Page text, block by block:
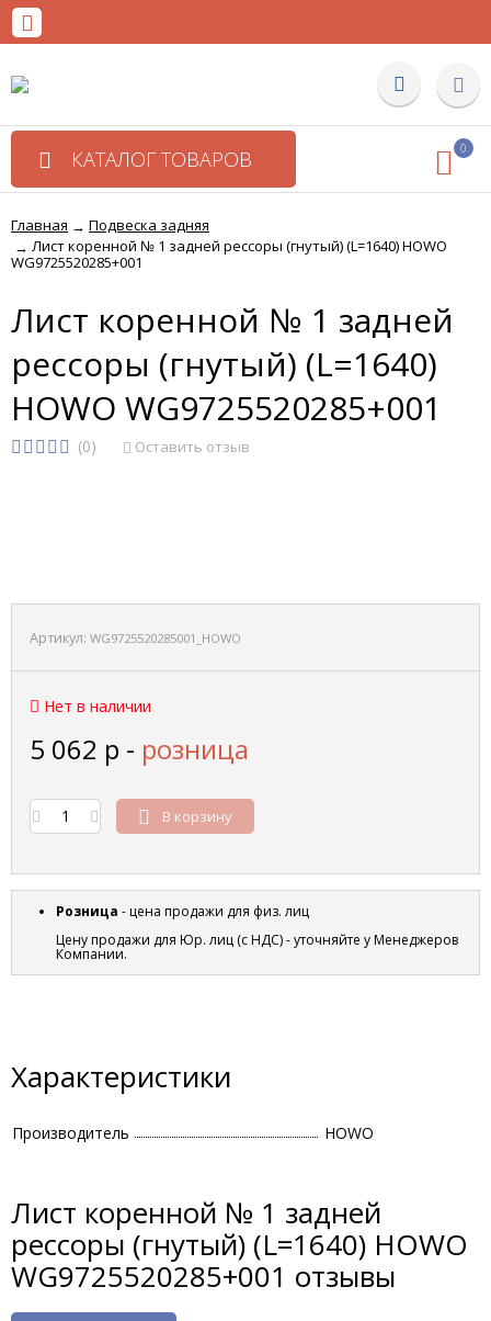
КАТАЛОГ ТОВАРОВ 0
Главная → Подвеска задняя
→ Лист коренной № 1 задней рессоры (гнутый) (L=1640) HOWO
WG9725520285+001
Лист коренной № 1 задней
рессоры (гнутый) (L=1640)
HOWO WG9725520285+001
(0) Оставить отзыв
Артикул: WG9725520285001_HOWO
Нет в наличии
5 062 р - розница
В корзину
Розница - цена продажи для физ. лиц
Цену продажи для Юр. лиц (с НДС) - уточняйте у Менеджеров
Компании.
Характеристики
Производитель HOWO
Лист коренной № 1 задней
рессоры (гнутый) (L=1640) HOWO
WG9725520285+001 отзывы